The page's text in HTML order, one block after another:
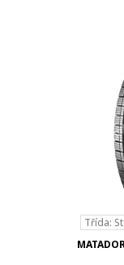
Třída: